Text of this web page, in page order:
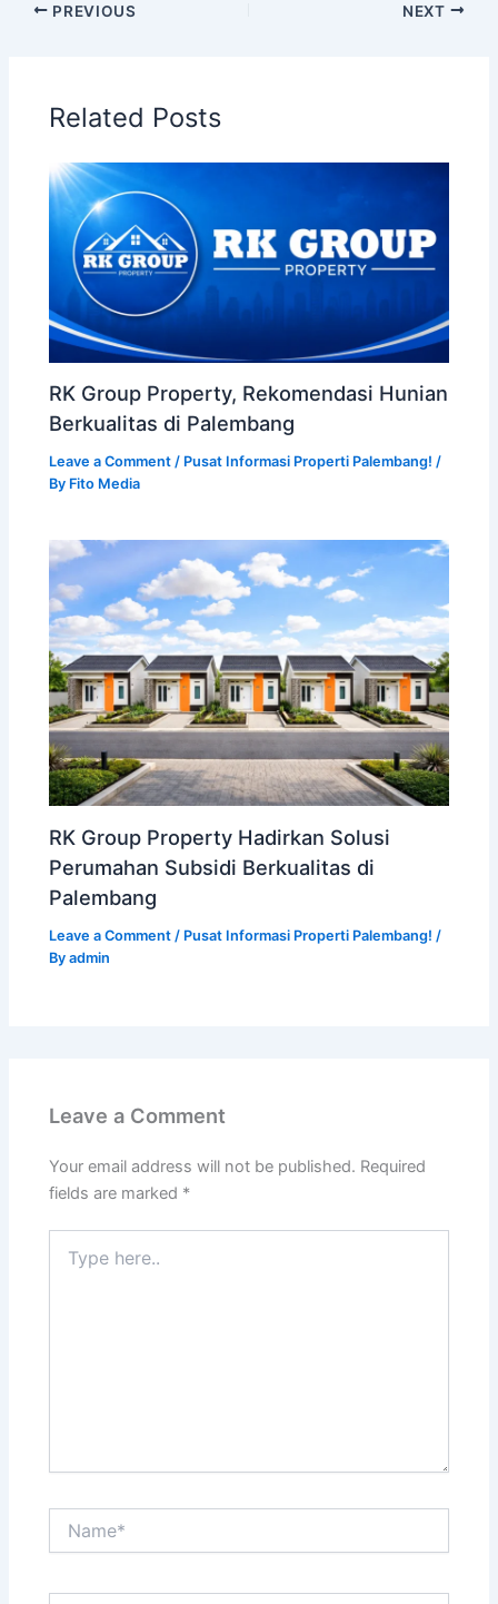
PREVIOUS NEXT
Related Posts
RK Group Property, Rekomendasi Hunian
Berkualitas di Palembang
Leave a Comment / Pusat Informasi Properti Palembang! /
By Fito Media
RK Group Property Hadirkan Solusi
Perumahan Subsidi Berkualitas di
Palembang
Leave a Comment / Pusat Informasi Properti Palembang! /
Byadmin
Leave a Comment
Your email address will not be published. Required
fields are marked *
here..